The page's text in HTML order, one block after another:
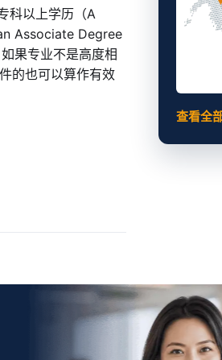
科以上学历（A
Associate Degree
果专业不是高度相
的也可以算作有效
查看全